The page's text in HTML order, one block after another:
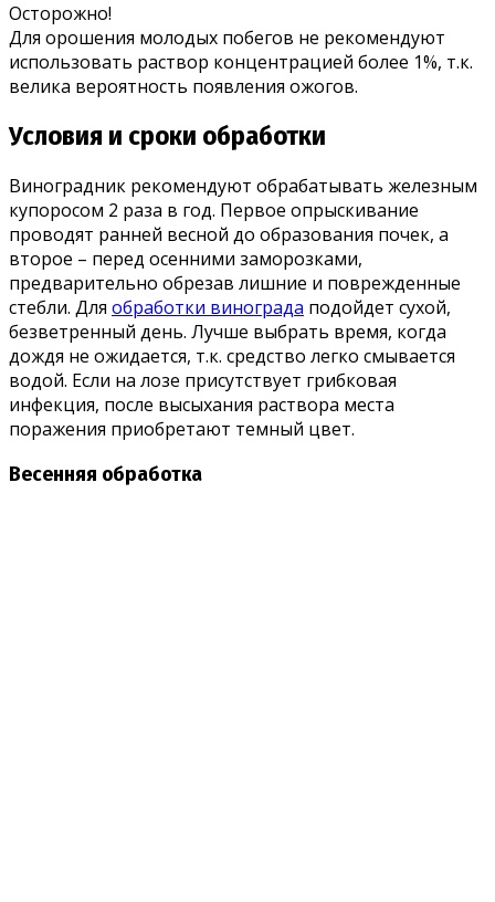
Осторожно!
Для орошения молодых побегов не рекомендуют
использовать раствор концентрацией более 1%, т.к.
велика вероятность появления ожогов.
Условия и сроки обработки
Виноградник рекомендуют обрабатывать железным
купоросом 2 раза в год. Первое опрыскивание
проводят ранней весной до образования почек, а
второе – перед осенними заморозками,
предварительно обрезав лишние и поврежденные
стебли. Для обработки винограда подойдет сухой,
безветренный день. Лучше выбрать время, когда
дождя не ожидается, т.к. средство легко смывается
водой. Если на лозе присутствует грибковая
инфекция, после высыхания раствора места
поражения приобретают темный цвет.
Весенняя обработка